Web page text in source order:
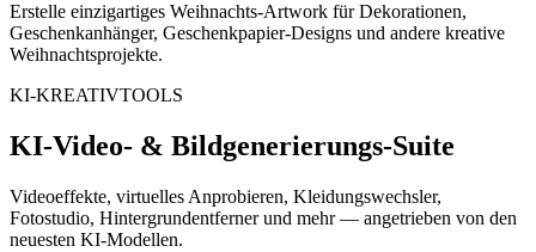
Erstelle einzigartiges Weihnachts-Artwork für Dekorationen,
Geschenkanhänger, Geschenkpapier-Designs und andere kreative
Weihnachtsprojekte.
KI-KREATIVTOOLS
KI-Video- & Bildgenerierungs-Suite
Videoeffekte, virtuelles Anprobieren, Kleidungswechsler,
Fotostudio, Hintergrundentferner und mehr — angetrieben von den
neuesten KI-Modellen.